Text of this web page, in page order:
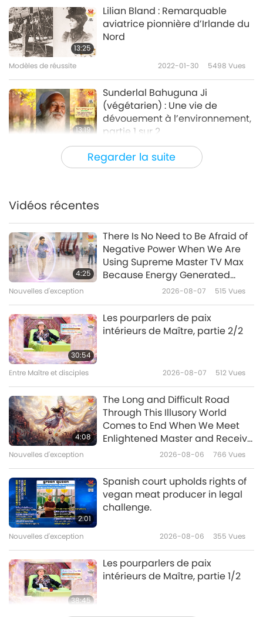
Regarder la suite
13:25
Lilian Bland : Remarquable
aviatrice pionnière d’Irlande du
Nord
Modèles de réussite 2022-01-30 5498 Vues
13:19
Sunderlal Bahuguna Ji
(végétarien) : Une vie de
dévouement à l’environnement,
partie 1 sur 2
Modèles de réussite 2022-01-02
16:05
14:45
Seub Nakhasathien : L’héroïque
conservationniste de la
Thaïlande, partie 1/3
11:04
Marva Collins : La réformatrice
12:59
Youri Gagarine : Le premier
humain dans l’espace, partie
1/2
13:48
L’inventeur Nikola Tesla
(végétarien) : Noble bienfaiteur
Vidéos récentes
4:25
There Is No Need to Be Afraid of
Negative Power When We Are
Using Supreme Master TV Max
Because Energy Generated
from It Is Far More Powerful than
Nouvelles d'exception 2026-08-07 515 Vues
30:54
Les pourparlers de paix
intérieurs de Maître, partie 2/2
Entre Maître et disciples 2026-08-07 512Vues
4:08
The Long and Difficult Road
Through This Illusory World
Comes to End When We Meet
Enlightened Master and Receive
Nouvelles d'exception 2026-08-06 766 Vues
2:01
Spanish court upholds rights of
vegan meat producer in legal
challenge.
Nouvelles d'exception 2026-08-06 355 Vues
38:45
Les pourparlers de paix
intérieurs de Maître, partie 1/2